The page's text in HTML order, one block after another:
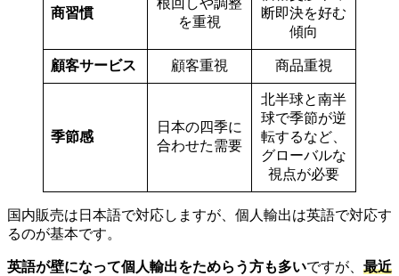
商習慣
根回しや調整
を重視
断即決を好む
傾向
顧客サービス 顧客重視 商品重視
季節感
日本の四季に
合わせた需要
北半球と南半
球で季節が逆
転するなど、
グローバルな
視点が必要
国内販売は日本語で対応しますが、個人輸出は英語で対応す
るのが基本です。
英語が壁になって個人輸出をためらう方も多いですが、 最近